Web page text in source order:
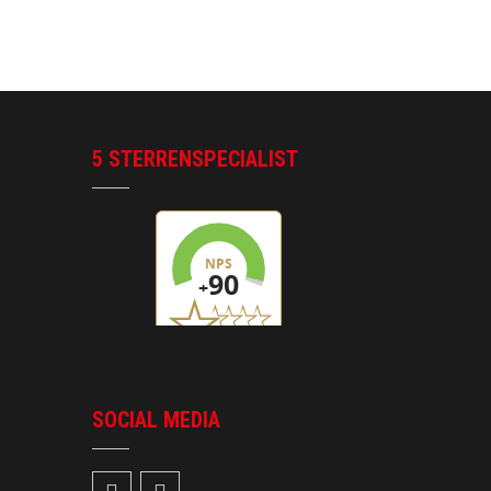
5 STERRENSPECIALIST
SOCIAL MEDIA